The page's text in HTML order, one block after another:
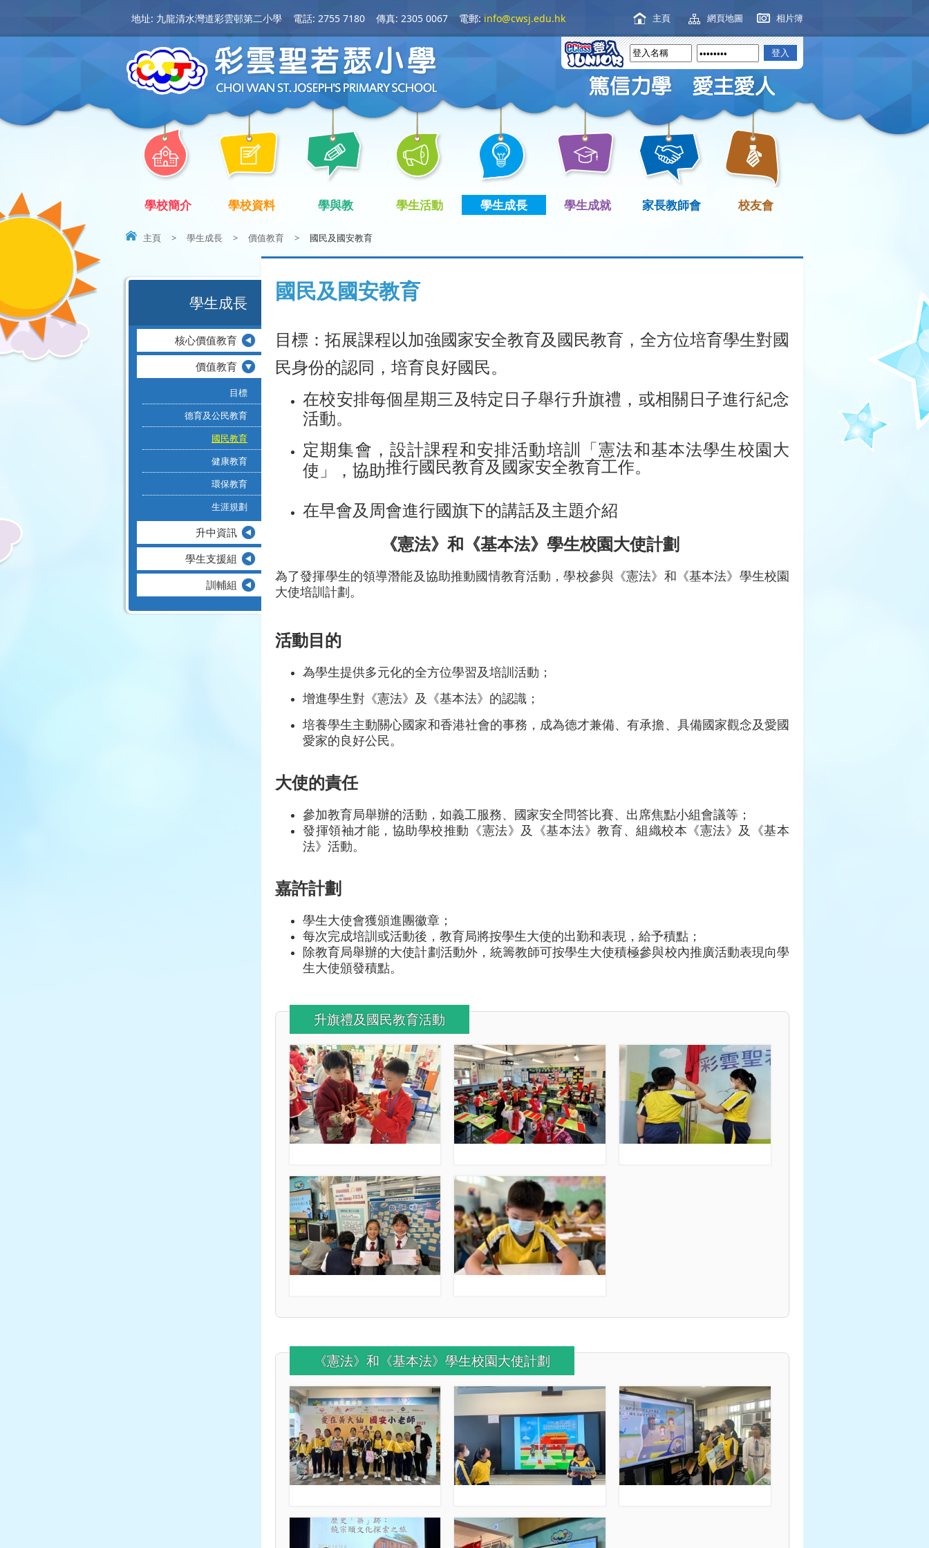
地址: 九龍清水灣道彩雲邨第二小學 電話: 2755 7180 傳真: 2305 0067 電郵: info@cwsj.edu.hk 主頁 網頁地圖 相片簿
學校簡介 學校資料 學與教 學生活動 學生成長 學生成就 家長教師會 校友會
主頁 > 學生成長 > 價值教育 > 國民及國安教育
國民及國安教育
目標：拓展課程以加強國家安全教育及國民教育，全方位培育學生對國
民身份的認同，培育良好國民。
在校安排每個星期三及特定日子舉行升旗禮，或相關日子進行紀念
活動。
定期集會，設計課程和安排活動培訓「憲法和基本法學生校園大
使」，協助推行國民教育及國家安全教育工作。
在早會及周會進行國旗下的講話及主題介紹
《憲法》和《基本法》學生校園大使計劃
為了發揮學生的領導潛能及協助推動國情教育活動，學校參與《憲法》和《基本法》學生校園
大使培訓計劃。
活動目的
為學生提供多元化的全方位學習及培訓活動；
增進學生對《憲法》及《基本法》的認識；
培養學生主動關心國家和香港社會的事務，成為德才兼備、有承擔、具備國家觀念及愛國
愛家的良好公民。
大使的責任
參加教育局舉辦的活動，如義工服務、國家安全問答比賽、出席焦點小組會議等；
發揮領袖才能，協助學校推動《憲法》及《基本法》教育、組織校本《憲法》及《基本
法》活動。
嘉許計劃
學生大使會獲頒進團徽章；
每次完成培訓或活動後，教育局將按學生大使的出勤和表現，給予積點；
除教育局舉辦的大使計劃活動外，統籌教師可按學生大使積極參與校內推廣活動表現向學
生大使頒發積點。
升旗禮及國民教育活動
《憲法》和《基本法》學生校園大使計劃
學生成長
核心價值教育
價值教育
目標
德育及公民教育
國民教育
健康教育
環保教育
生涯規劃
升中資訊
學生支援組
訓輔組